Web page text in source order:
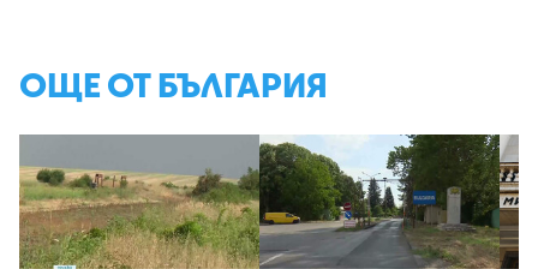
ОЩЕ ОТ БЪЛГАРИЯ